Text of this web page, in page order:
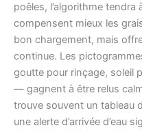
poêles, l’algorithme
compensent mieux les
bon chargement, mais
continue. Les
goutte pour rinçage, soleil
— gagnent à être relus
trouve souvent un tableau
une alerte d’arrivée d’eau